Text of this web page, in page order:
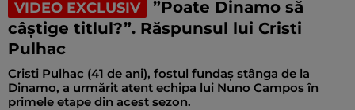
VIDEO EXCLUSIV
”Poate Dinamo să
câștige titlul?”. Răspunsul lui Cristi
Pulhac
Cristi Pulhac (41 de ani), fostul fundaș stânga de la
Dinamo, a urmărit atent echipa lui Nuno Campos în
primele etape din acest sezon.